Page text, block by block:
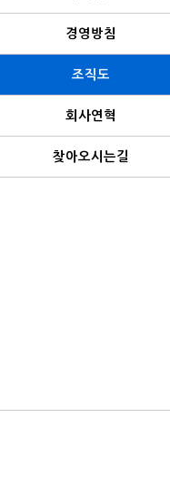
경영방침
조직도
회사연혁
찾아오시는길